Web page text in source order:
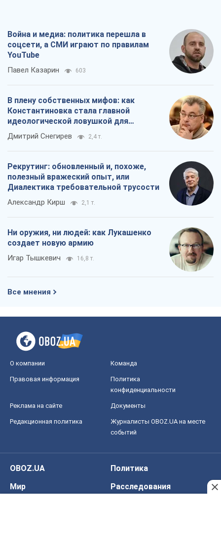
Война и медиа: политика перешла в
соцсети, а СМИ играют по правилам
YouTube
Павел Казарин 603
В плену собственных мифов: как
Константиновка стала главной
идеологической ловушкой для
российских оккупантов
Дмитрий Снегирев 2,4 т.
Рекрутинг: обновленный и, похоже,
полезный вражеский опыт, или
Диалектика требовательной трусости
Александр Кирш 2,1 т.
Ни оружия, ни людей: как Лукашенко
создает новую армию
Игар Тышкевич 16,8 т.
Все мнения
О компании Команда
Правовая информация
Политика
конфиденциальности
Реклама на сайте Документы
Редакционная политика
Журналисты OBOZ.UA на месте
событий
OBOZ.UA
Политика
Мир
Расследования